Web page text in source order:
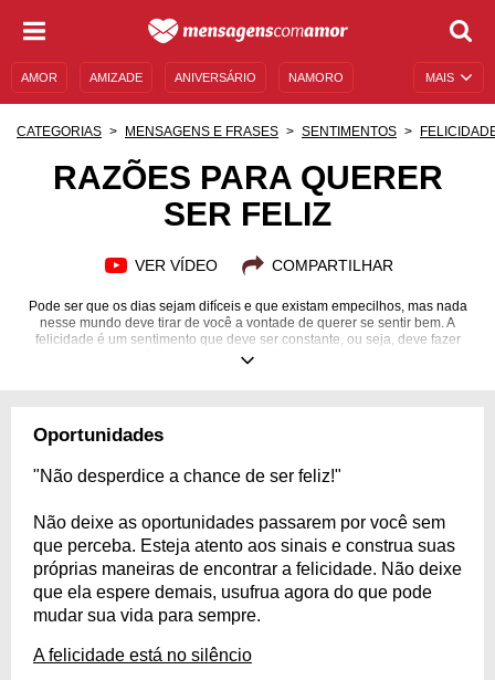
MAIS
AMOR AMIZADE ANIVERSÁRIO NAMORO
UNIVERSO FEMININO
MENSAGENS DE ANIVERSÁRIO
CATEGORIAS MENSAGENS E FRASES SENTIMENTOS
RAZÕES PARA QUERER
SER FELIZ
VER VÍDEO COMPARTILHAR
Pode ser que os dias sejam difíceis e que existam empecilhos, mas nada
nesse mundo deve tirar de você a vontade de querer se sentir bem. A
felicidade é um sentimento que deve ser constante, ou seja, deve fazer
parte de quem você é de forma natural. Encontre cada dia mais motivos
Oportunidades
"Não desperdice a chance de ser feliz!"
Não deixe as oportunidades passarem por você sem
que perceba. Esteja atento aos sinais e construa suas
próprias maneiras de encontrar a felicidade. Não deixe
que ela espere demais, usufrua agora do que pode
mudar sua vida para sempre.
A felicidade está no silêncio